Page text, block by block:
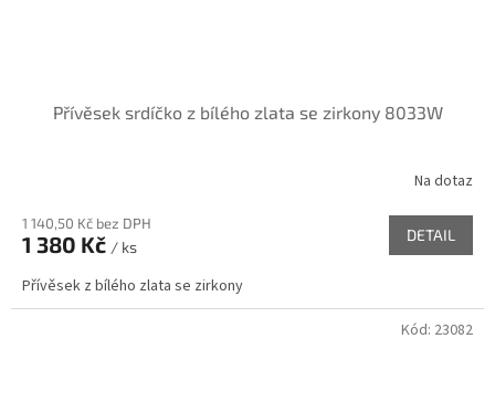
Přívěsek srdíčko z bílého zlata se zirkony 8033W
Na dotaz
1 140,50 Kč bez DPH
1 380 Kč / ks
DETAIL
Přívěsek z bílého zlata se zirkony
Kód: 23082